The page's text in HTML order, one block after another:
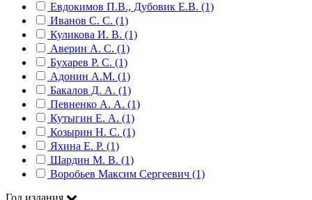
Евдокимов П.В., Дубовик Е.В. (1)
Иванов С. С. (1)
Куликова И. В. (1)
Аверин А. С. (1)
Бухарев Р. С. (1)
Адонин А.М. (1)
Бакалов Д. А. (1)
Певненко А. А. (1)
Кутыгин Е. А. (1)
Козырин Н. С. (1)
Яхина Е. Р. (1)
Шардин М. В. (1)
Воробьев Максим Сергеевич (1)